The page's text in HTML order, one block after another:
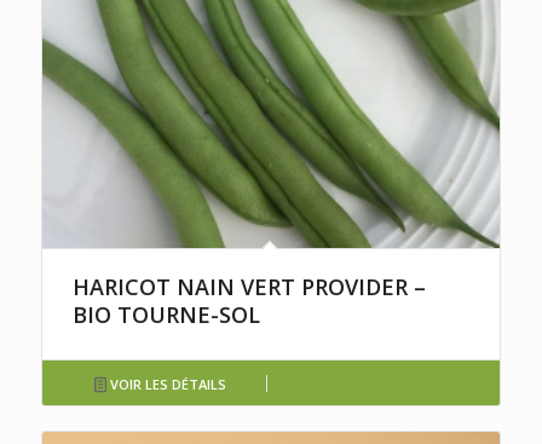
HARICOT NAIN VERT PROVIDER –
BIO TOURNE-SOL
VOIR LES DÉTAILS